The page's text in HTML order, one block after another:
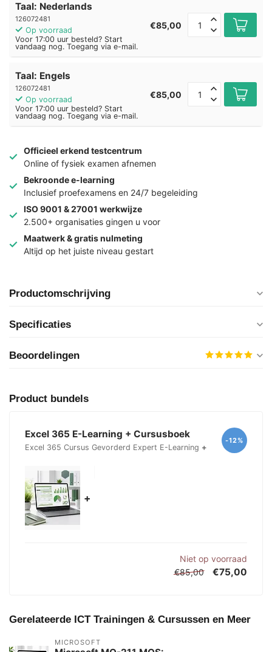
Taal: Nederlands
126072481
Op voorraad
Voor 17:00 uur besteld? Start
vandaag nog. Toegang via e-mail.
€85,00
Taal: Engels
126072481
Op voorraad
Voor 17:00 uur besteld? Start
vandaag nog. Toegang via e-mail.
€85,00
Officieel erkend testcentrum
Online of fysiek examen afnemen
Bekroonde e-learning
Inclusief proefexamens en 24/7 begeleiding
ISO 9001 & 27001 werkwijze
2.500+ organisaties gingen u voor
Maatwerk & gratis nulmeting
Altijd op het juiste niveau gestart
Productomschrijving
Specificaties
Beoordelingen
Product bundels
Excel 365 E-Learning + Cursusboek
Excel 365 Cursus Gevorderd Expert E-Learning +
-12%
+
Niet op voorraad
€85,00
€75,00
Gerelateerde ICT Trainingen & Cursussen en Meer
MICROSOFT